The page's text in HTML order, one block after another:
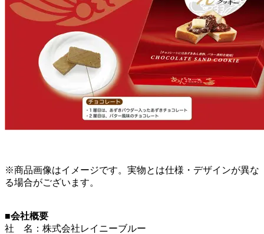
※商品画像はイメージです。実物とは仕様・デザインが異な
る場合がございます。
■会社概要
社 名：株式会社レイニーブルー